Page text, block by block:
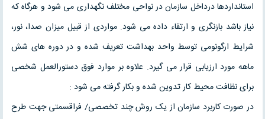
استانداردها درداخل سازمان در نواحی مختلف نگهداری می شود و هرگاه که
نیاز باشد بازنگری و ارتقاء داده می شود. مواردی از قبیل میزان صدا، نور،
شرایط ارگونومی توسط واحد بهداشت تعریف شده و در دوره های شش
ماهه مورد ارزیابی قرار می گیرد. علاوه بر موارد فوق دستورالعمل شخصی
برای نظافت محیط کار تدوین شده و بکار گرفته می شود :
در صورت کاربرد سازمان از یک روش چند تخصصی/ فراقسمتی جهت طرح